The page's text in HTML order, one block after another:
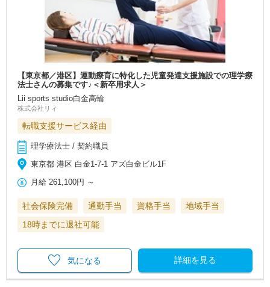
【東京都／港区】運動療育に特化した児童発達支援施設での理学療
法士さんの募集です♪＜新卒用求人＞
Lii sports studio白金高輪
株式会社リィ
転職支援サービス経由
理学療法士 / 契約職員
東京都 港区 白金1‐7‐1 アズ白金ビル1F
月給 261,100円 ～
社会保険完備 通勤手当 資格手当
地域手当
18時までに退社可能
詳細を見る
気になる